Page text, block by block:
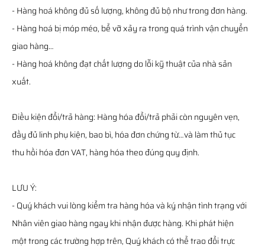
- Hàng hoá không đủ số lượng, không đủ bộ như trong đơn hàng.
- Hàng hoá bị móp méo, bể vỡ xảy ra trong quá trình vận chuyển
giao hàng…
- Hàng hoá không đạt chất lượng do lỗi kỹ thuật của nhà sản
xuất.
Điều kiện đổi/trả hàng: Hàng hóa đổi/trả phải còn nguyên vẹn,
đầy đủ linh phụ kiện, bao bì, hóa đơn chứng từ…và làm thủ tục
thu hồi hóa đơn VAT, hàng hóa theo đúng quy định.
LƯU Ý:
- Quý khách vui lòng kiểm tra hàng hóa và ký nhận tình trạng với
Nhân viên giao hàng ngay khi nhận được hàng. Khi phát hiện
một trong các trường hợp trên, Quý khách có thể trao đổi trực